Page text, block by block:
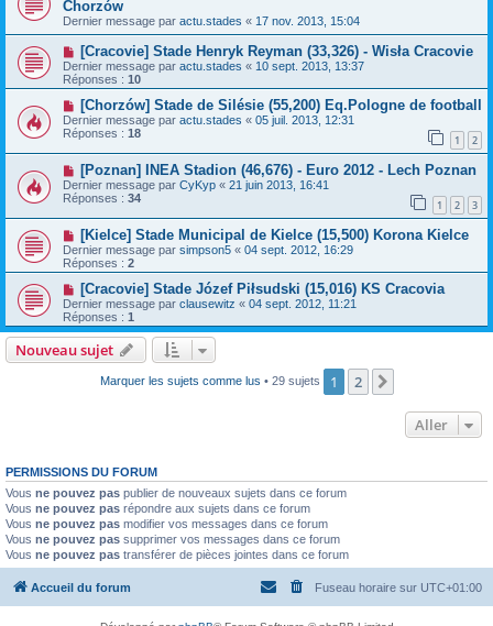
Chorzów
Dernier message par actu.stades « 17 nov. 2013, 15:04
[Cracovie] Stade Henryk Reyman (33,326) - Wisła Cracovie
Dernier message par actu.stades « 10 sept. 2013, 13:37
Réponses : 10
[Chorzów] Stade de Silésie (55,200) Eq.Pologne de football
Dernier message par actu.stades « 05 juil. 2013, 12:31
Réponses : 18 1 2
[Poznan] INEA Stadion (46,676) - Euro 2012 - Lech Poznan
Dernier message par CyKyp « 21 juin 2013, 16:41
Réponses : 34 1 2 3
[Kielce] Stade Municipal de Kielce (15,500) Korona Kielce
Dernier message par simpson5 « 04 sept. 2012, 16:29
Réponses : 2
[Cracovie] Stade Józef Piłsudski (15,016) KS Cracovia
Dernier message par clausewitz « 04 sept. 2012, 11:21
Réponses : 1
Nouveau sujet
Marquer les sujets comme lus • 29 sujets 1 2
Aller
PERMISSIONS DU FORUM
Vous ne pouvez pas publier de nouveaux sujets dans ce forum
Vous ne pouvez pas répondre aux sujets dans ce forum
Vous ne pouvez pas modifier vos messages dans ce forum
Vous ne pouvez pas supprimer vos messages dans ce forum
Vous ne pouvez pas transférer de pièces jointes dans ce forum
Accueil du forum Fuseau horaire sur UTC+01:00